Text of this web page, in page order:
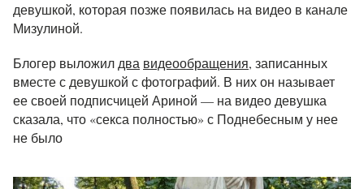
девушкой, которая позже появилась на видео в канале
Мизулиной.
Блогер выложил два видеообращения, записанных
вместе с девушкой с фотографий. В них он называет
ее своей подписчицей Ариной — на видео девушка
сказала, что «секса полностью» с Поднебесным у нее
не было